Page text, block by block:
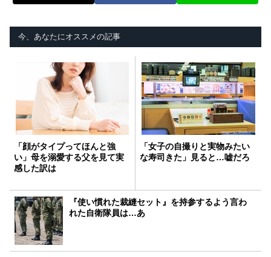
今、あなたにオススメの記事
「顔がタイプってほんと強
い」母を溺愛する父を見て実
感した訳は
「女子の自撮りと実物みたい
な寿司きた」見ると…嘘だろ
『使い慣れた裁縫セット』を持参するよう言わ
れた自衛隊員は…あ